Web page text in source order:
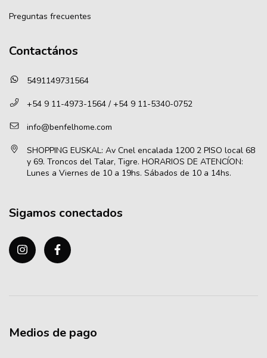
Preguntas frecuentes
Contactános
5491149731564
+54 9 11-4973-1564 / +54 9 11-5340-0752
info@benfelhome.com
Sigamos conectados
Medios de pago